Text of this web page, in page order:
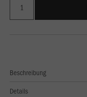
Beschreibung
Details